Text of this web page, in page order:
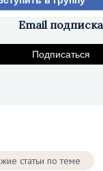
Email подписка
Подписаться
статьи по теме